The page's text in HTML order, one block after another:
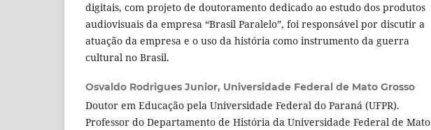
digitais, com projeto de doutoramento dedicado ao estudo dos produtos
audiovisuais da empresa “Brasil Paralelo”, foi responsável por discutir a
atuação da empresa e o uso da história como instrumento da guerra
cultural no Brasil.
Osvaldo Rodrigues Junior, Universidade Federal de Mato Grosso
Doutor em Educação pela Universidade Federal do Paraná (UFPR).
Professor do Departamento de História da Universidade Federal de Mato